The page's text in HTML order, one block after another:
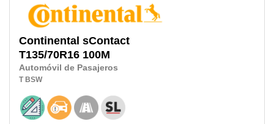
Continental sContact
T135/70R16 100M
Automóvil de Pasajeros
T BSW